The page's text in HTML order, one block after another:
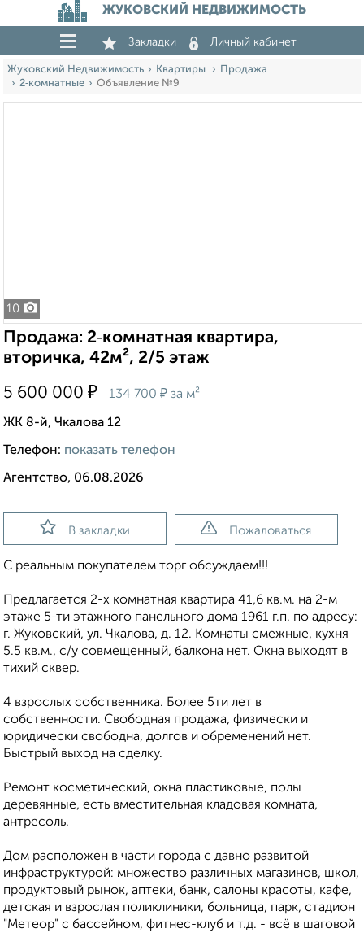
ЖУКОВСКИЙ НЕДВИЖИМОСТЬ
Закладки Личный кабинет
Жуковский Недвижимость Квартиры
Продажа
2‑комнатные
Объявление №9
10
Продажа: 2‑комнатная квартира,
вторичка, 42м², 2/5 этаж
5 600 000 ₽ 134 700 ₽ за м²
ЖК 8-й, Чкалова 12
Телефон: показать телефон
Агентство, 06.08.2026
В закладки Пожаловаться
С реальным покупателем торг обсуждаем!!!
Предлагается 2-х комнатная квартира 41,6 кв.м. на 2-м
этаже 5-ти этажного панельного дома 1961 г.п. по адресу:
г. Жуковский, ул. Чкалова, д. 12. Комнаты смежные, кухня
5.5 кв.м., с/у совмещенный, балкона нет. Окна выходят в
тихий сквер.
4 взрослых собственника. Более 5ти лет в
собственности. Свободная продажа, физически и
юридически свободна, долгов и обременений нет.
Быстрый выход на сделку.
Ремонт косметический, окна пластиковые, полы
деревянные, есть вместительная кладовая комната,
антресоль.
Дом расположен в части города с давно развитой
инфраструктурой: множество различных магазинов, школ,
продуктовый рынок, аптеки, банк, салоны красоты, кафе,
детская и взрослая поликлиники, больница, парк, стадион
"Метеор" с бассейном, фитнес-клуб и т.д. - всё в шаговой